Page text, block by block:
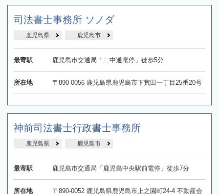
司法書士事務所 ソノダ
鹿児島県 鹿児島市
最寄駅 鹿児島市交通局「二中通電停」徒歩5分
所在地 〒890-0056 鹿児島県鹿児島市下荒田一丁目25番20号
神前司法書士行政書士事務所
鹿児島県 鹿児島市
最寄駅 鹿児島市交通局「鹿児島中央駅前電停」徒歩7分
所在地 〒890-0052 鹿児島県鹿児島市上之園町24-4 不動産会